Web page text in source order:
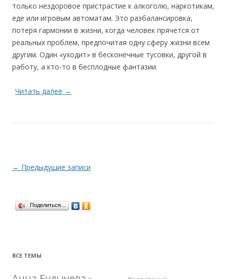
только нездоровое пристрастие к алкоголю, наркотикам,
еде или игровым автоматам. Это разбалансировка,
потеря гармонии в жизни, когда человек прячется от
реальных проблем, предпочитая одну сферу жизни всем
другим. Один «уходит» в бесконечные тусовки, другой в
работу, а кто-то в бесплодные фантазии.
Читать далее →
Навигация
← Предыдущие записи
Поделиться...
ВСЕ ТЕМЫ